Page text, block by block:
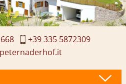
+39 335 5872309